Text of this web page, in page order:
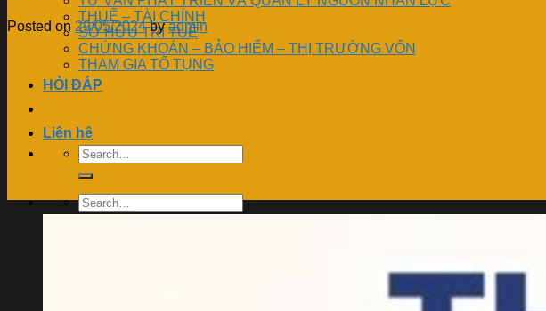
THUẾ – TÀI CHÍNH
SỞ HỮU TRÍ TUỆ
CHỨNG KHOÁN – BẢO HIỂM – THỊ TRƯỜNG VỐN
THAM GIA TỐ TỤNG
HỎI ĐÁP
Liên hệ
Posted on 29/05/2024 byadmin